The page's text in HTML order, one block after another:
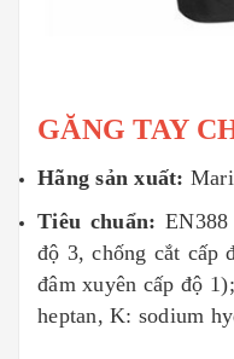
GĂNG TAY
Hãng sản xuất:
Tiêu chuẩn:
độ 3, chống cắt cấp
đâm xuyên cấp độ
heptan, K: sodium